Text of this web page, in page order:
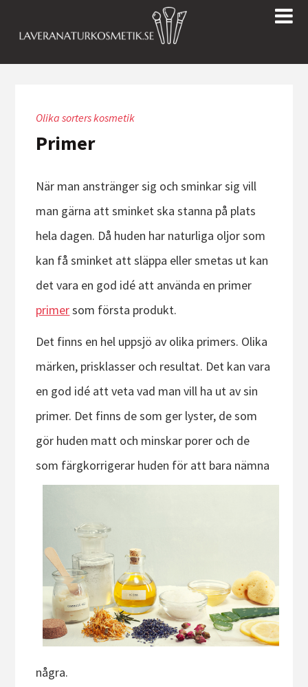
Olika sorters kosmetik
Primer
När man anstränger sig och sminkar sig vill
man gärna att sminket ska stanna på plats
hela dagen. Då huden har naturliga oljor som
kan få sminket att släppa eller smetas ut kan
det vara en god idé att använda en primer
primersom första produkt.
Det finns en hel uppsjö av olika primers. Olika
märken, prisklasser och resultat. Det kan vara
en god idé att veta vad man vill ha ut av sin
primer. Det finns de som ger lyster, de som
gör huden matt och minskar porer och de
som färgkorrigerar huden för att bara nämna
några.